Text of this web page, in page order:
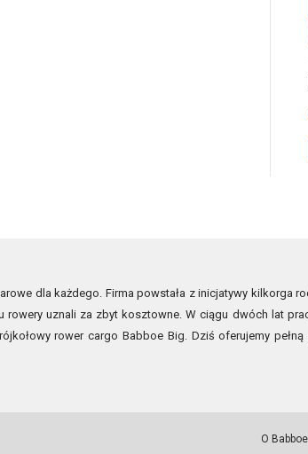
dla każdego. Firma powstała z inicjatywy kilkorga
rowery uznali za zbyt kosztowne. W ciągu dwóch lat
rower cargo Babboe Big. Dziś oferujemy
O Babboe